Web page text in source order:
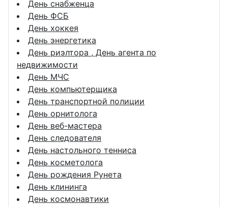
День снабженца
День ФСБ
День хоккея
День энергетика
День риэлтора , День агента по
недвижимости
День МЧС
День компьютерщика
День транспортной полиции
День орнитолога
День веб-мастера
День следователя
День настольного тенниса
День косметолога
День рождения Рунета
День клининга
День космонавтики